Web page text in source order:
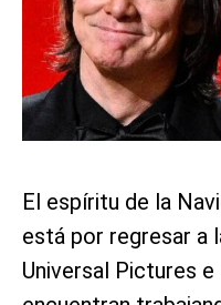
El espíritu de la
está por regresar a
Universal Pictures